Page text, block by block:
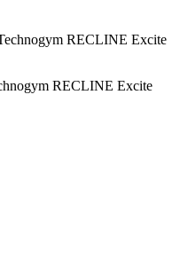
RECLINE Excite